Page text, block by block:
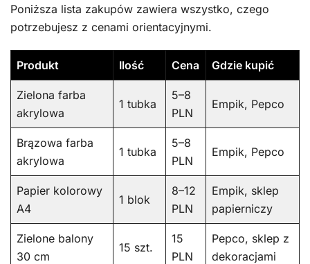
Poniższa lista zakupów zawiera wszystko, czego
potrzebujesz z cenami orientacyjnymi.
Produkt Ilość Cena Gdzie kupić
Zielona farba
akrylowa
1 tubka
5–8
PLN
Empik, Pepco
Brązowa farba
akrylowa
1 tubka
5–8
PLN
Empik, Pepco
Papier kolorowy
A4
1 blok
8–12
PLN
Empik, sklep
papierniczy
Zielone balony
30 cm
15 szt.
15
PLN
Pepco, sklep z
dekoracjami